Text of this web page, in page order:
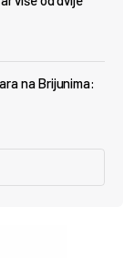
na Brijunima: